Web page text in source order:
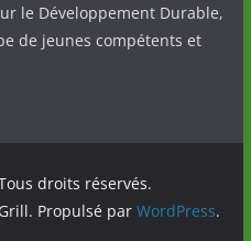
le Développement Durable,
de jeunes compétents et
droits réservés.
Propulsé parWordPress.